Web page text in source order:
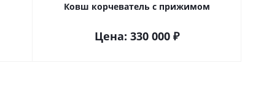
Ковш корчеватель с прижимом
Цена: 330 000 ₽